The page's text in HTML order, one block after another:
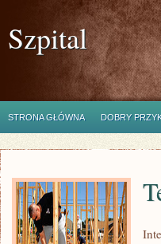
Szpital
STRONA GŁÓWNA DOBRY